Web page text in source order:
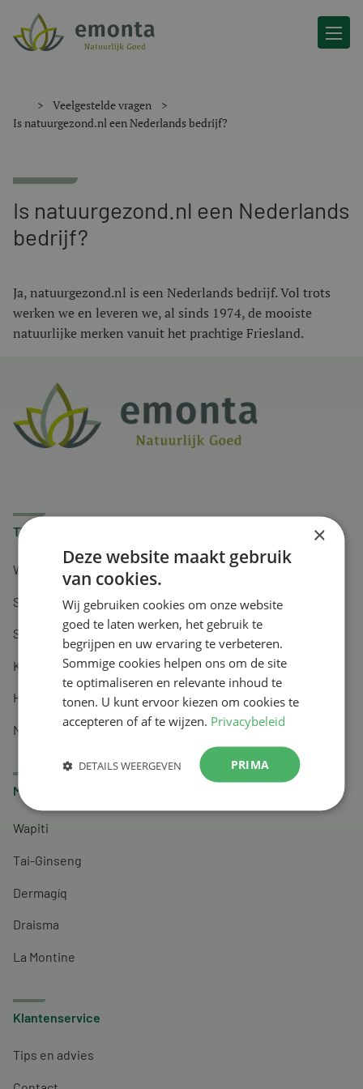
Ga naar de inhoud
Veelgestelde vragen
Is natuurgezond.nl een Nederlands bedrijf?
Is natuurgezond.nl een Nederlands
bedrijf?
Ja, natuurgezond.nl is een Nederlands bedrijf. Vol trots
werken we en leveren we, al sinds 1974, de mooiste
natuurlijke merken vanuit het prachtige Friesland.
Thema
Weerstand en energie
Spijsvertering en voeding
Spieren en gewrichten
Keel en luchtwegen
Huidverzorging
Nachtrust
Merken
Wapiti
Tai-Ginseng
Dermagíq
Draisma
La Montine
Klantenservice
Tips en advies
×
Deze website maakt gebruik
van cookies.
Wij gebruiken cookies om onze website
goed te laten werken, het gebruik te
begrijpen en uw ervaring te verbeteren.
Sommige cookies helpen ons om de site
te optimaliseren en relevante inhoud te
tonen. U kunt ervoor kiezen om cookies te
accepteren of af te wijzen. Privacybeleid
PRIMA
DETAILS WEERGEVEN